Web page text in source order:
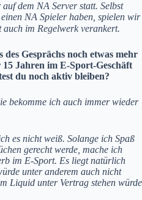
dem NA Server statt. Selbst
NA Spieler haben, spielen wir
im Regelwerk verankert.
Gesprächs noch etwas mehr
Jahren im E-Sport-Geschäft
du noch aktiv bleiben?
bekomme ich auch immer wieder
es nicht weiß. Solange ich Spaß
gerecht werde, mache ich
im E-Sport. Es liegt natürlich
unter anderem auch nicht
Liquid unter Vertrag stehen würde